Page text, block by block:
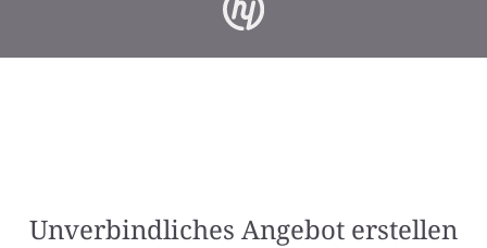
Unverbindliches Angebot erstellen